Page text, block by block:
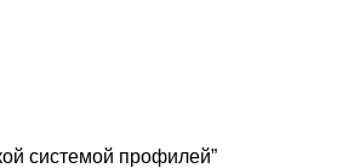
системой профилей”